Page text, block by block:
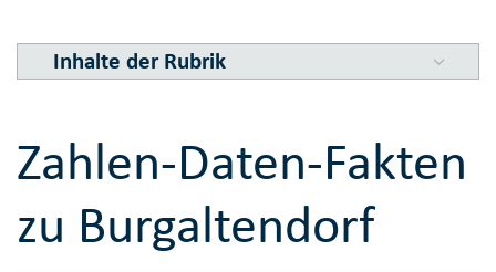
Inhalte der Rubrik
Zahlen-Daten-Fakten
zu Burgaltendorf